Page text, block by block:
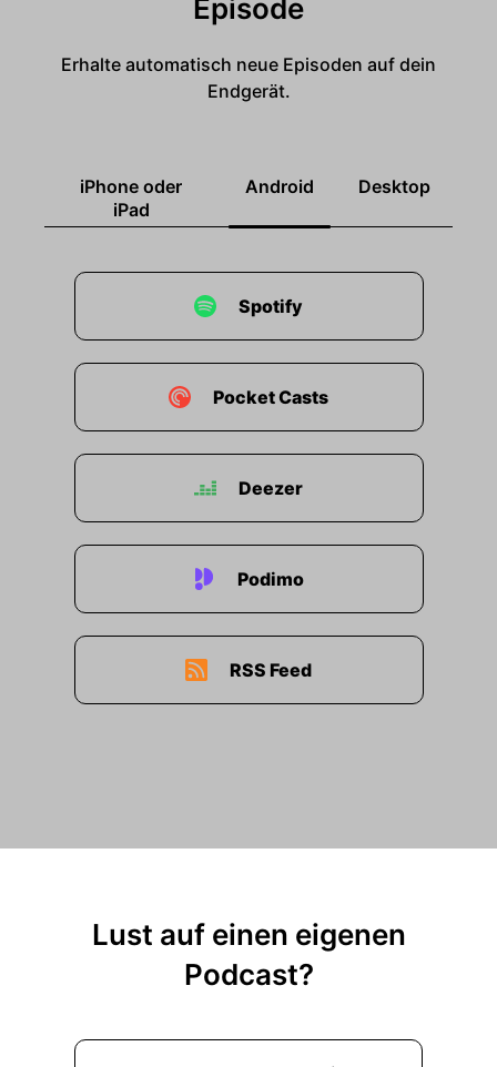
Episode
Erhalte automatisch neue Episoden auf dein
Endgerät.
iPhone oder
iPad
Android Desktop
Spotify
Pocket Casts
Deezer
Podimo
RSS Feed
Lust auf einen eigenen
Podcast?